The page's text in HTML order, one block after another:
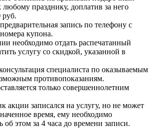
любому празднику, доплатив за него
руб.
запись по телефону с
купона.
необходимо отдать распечатанный
услугу со скидкой, указанной в
специалиста по оказываемым
противопоказаниям.
только совершеннолетним
акции записался на услугу, но не может
время, ему необходимо
об этом за 4 часа до времени записи.